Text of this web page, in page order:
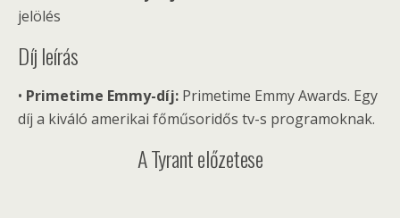
jelölés
Díj leírás
• Primetime Emmy-díj: Primetime Emmy Awards. Egy
díj a kiváló amerikai főműsoridős tv-s programoknak.
A Tyrant előzetese